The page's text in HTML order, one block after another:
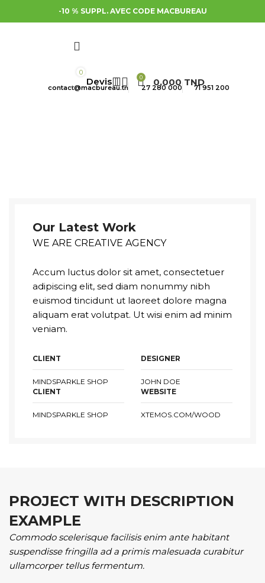
-10 % SUPPL. AVEC CODE MACBUREAU
0
0 0,000TND
contact@macbureau.tn 27 280 000 71 951 200
Our Latest Work
WE ARE CREATIVE AGENCY
Accum luctus dolor sit amet, consectetuer
adipiscing elit, sed diam nonummy nibh
euismod tincidunt ut laoreet dolore magna
aliquam erat volutpat. Ut wisi enim ad minim
veniam.
CLIENT
MINDSPARKLE SHOP
DESIGNER
JOHN DOE
CLIENT
MINDSPARKLE SHOP
WEBSITE
XTEMOS.COM/WOOD
PROJECT WITH DESCRIPTION
EXAMPLE
Commodo scelerisque facilisis enim ante habitant
suspendisse fringilla ad a primis malesuada curabitur
ullamcorper tellus fermentum.